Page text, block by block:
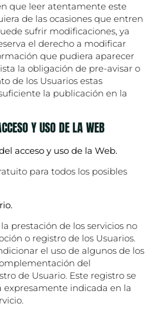
que leer atentamente este
de las ocasiones que entren
sufrir modificaciones, ya
el derecho a modificar
que pudiera aparecer
la obligación de pre-avisar o
de los Usuarios estas
la publicación en la
Y USO DE LA WEB
acceso y uso de la Web.
para todos los posibles
prestación de los servicios no
o registro de los Usuarios.
el uso de algunos de los
del
de Usuario. Este registro se
expresamente indicada en la